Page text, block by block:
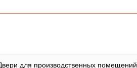
для производственных помещений